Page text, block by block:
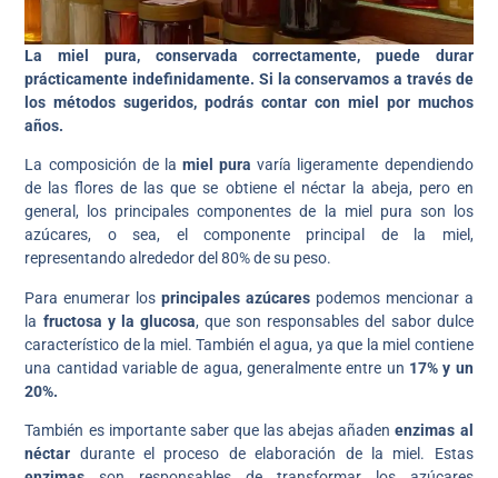
La miel pura, conservada correctamente, puede durar
prácticamente indefinidamente. Si la conservamos a través de
los métodos sugeridos, podrás contar con miel por muchos
años.
La composición de la miel pura varía ligeramente dependiendo
de las flores de las que se obtiene el néctar la abeja, pero en
general, los principales componentes de la miel pura son los
azúcares, o sea, el componente principal de la miel,
representando alrededor del 80% de su peso.
Para enumerar losprincipales azúcarespodemos mencionar a
la fructosa y la glucosa, que son responsables del sabor dulce
característico de la miel. También el agua, ya que la miel contiene
una cantidad variable de agua, generalmente entre un 17% y un
20%.
También es importante saber que las abejas añaden enzimas al
néctar durante el proceso de elaboración de la miel. Estas